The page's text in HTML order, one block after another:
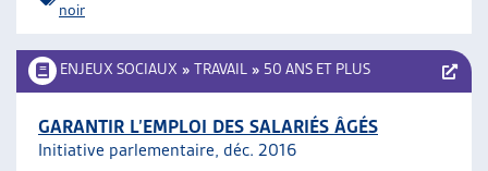
noir
ENJEUX SOCIAUX » TRAVAIL » 50 ANS ET PLUS
GARANTIR L’EMPLOI DES SALARIÉS ÂGÉS
Initiative parlementaire, déc. 2016